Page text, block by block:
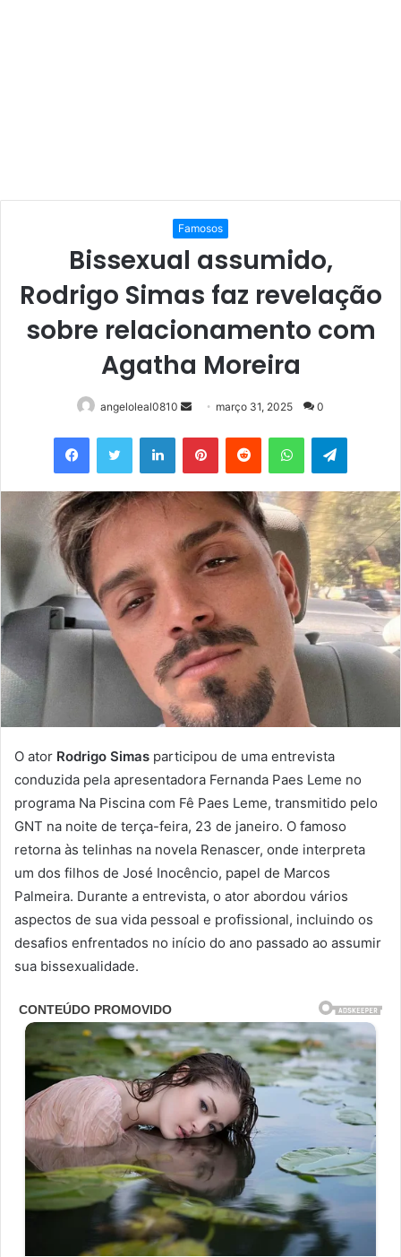
Famosos
Bissexual assumido,
Rodrigo Simas faz revelação
sobre relacionamento com
Agatha Moreira
angeloleal0810
Mande
e-
março 31, 2025 0
FacebookTwitter LinkedinPinterestReddit WhatsAppTelegram
O ator Rodrigo Simas participou de uma entrevista
conduzida pela apresentadora Fernanda Paes Leme no
programa Na Piscina com Fê Paes Leme, transmitido pelo
GNT na noite de terça-feira, 23 de janeiro. O famoso
retorna às telinhas na novela Renascer, onde interpreta
um dos filhos de José Inocêncio, papel de Marcos
Palmeira. Durante a entrevista, o ator abordou vários
aspectos de sua vida pessoal e profissional, incluindo os
desafios enfrentados no início do ano passado ao assumir
sua bissexualidade.